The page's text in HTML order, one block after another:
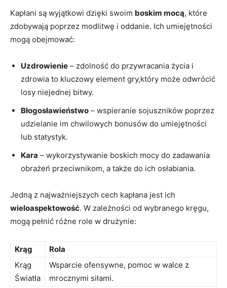
Kapłani są wyjątkowi dzięki swoim boskim mocą, które
zdobywają poprzez modlitwę i oddanie. Ich umiejętności
mogą obejmować:
Uzdrowienie – zdolność do przywracania życia i
zdrowia to kluczowy element gry,który może odwrócić
losy niejednej bitwy.
Błogosławieństwo – wspieranie sojuszników poprzez
udzielanie im chwilowych bonusów do umiejętności
lub statystyk.
Kara – wykorzystywanie boskich mocy do zadawania
obrażeń przeciwnikom, a także do ich osłabiania.
Jedną z najważniejszych cech kapłana jest ich
wieloaspektowość. W zależności od wybranego kręgu,
mogą pełnić różne role w drużynie:
Krąg
Rola
Krąg
Światła
Wsparcie ofensywne, pomoc w walce z
mrocznymi siłami.